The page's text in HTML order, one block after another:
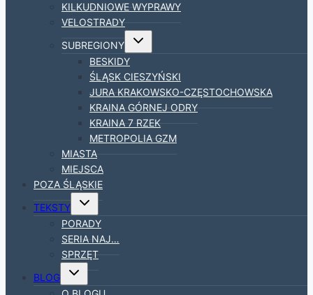
KILKUDNIOWE WYPRAWY
VELOSTRADY
SUBREGIONY
Przełącz
podrzędne
BESKIDY
ŚLĄSK CIESZYŃSKI
JURA KRAKOWSKO-CZĘSTOCHOWSKA
KRAINA GÓRNEJ ODRY
KRAINA 7 RZEK
METROPOLIA GZM
MIASTA
MIEJSCA
POZA ŚLĄSKIE
TEKSTY
Przełącz
podrzędne
PORADY
SERIA NAJ…
SPRZĘT
BLOG
Przełącz
podrzędne